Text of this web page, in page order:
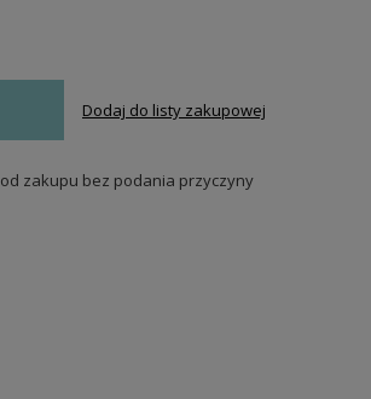
Dodaj do listy zakupowej
zakupu bez podania przyczyny